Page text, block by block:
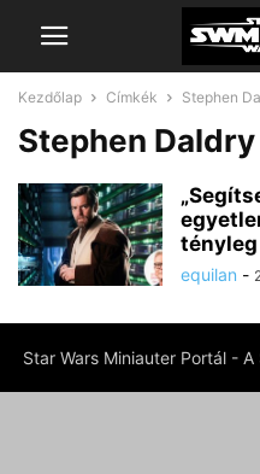
Kezdőlap Címkék Stephen
Stephen Daldry
equilan -
Star Wars Miniauter Portál -